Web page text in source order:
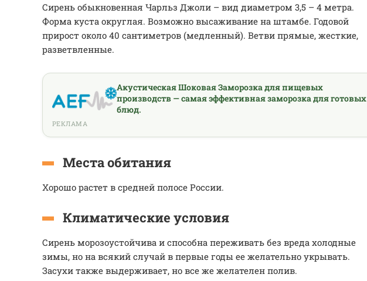
Сирень обыкновенная Чарльз Джоли – вид диаметром 3,5 – 4 метра.
Форма куста округлая. Возможно высаживание на штамбе. Годовой
прирост около 40 сантиметров (медленный). Ветви прямые, жесткие,
разветвленные.
Акустическая Шоковая Заморозка для пищевых
производств — самая эффективная заморозка для готовых
блюд.
РЕКЛАМА
Места обитания
Хорошо растет в средней полосе России.
Климатические условия
Сирень морозоустойчива и способна переживать без вреда холодные
зимы, но на всякий случай в первые годы ее желательно укрывать.
Засухи также выдерживает, но все же желателен полив.